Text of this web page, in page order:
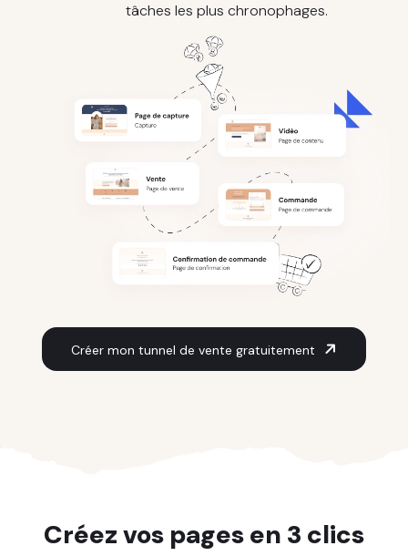
tâches les plus chronophages.
Créer mon tunnel de vente gratuitement
Créez vos pages en 3 clics